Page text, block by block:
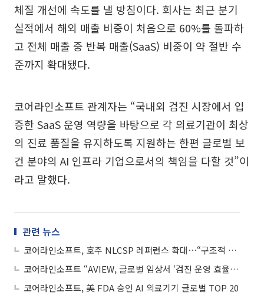
체질 개선에 속도를 낼 방침이다. 회사는 최근 분기
실적에서 해외 매출 비중이 처음으로 60%를 돌파하
고 전체 매출 중 반복 매출(SaaS) 비중이 약 절반 수
준까지 확대됐다.
코어라인소프트 관계자는 “국내외 검진 시장에서 입
증한 SaaS 운영 역량을 바탕으로 각 의료기관이 최상
의 진료 품질을 유지하도록 지원하는 한편 글로벌 보
건 분야의 AI 인프라 기업으로서의 책임을 다할 것”이
라고 말했다.
관련 뉴스
코어라인소프트, 호주 NLCSP 레퍼런스 확대⋯“구조적 성장 진입”
코어라인소프트 “AVIEW, 글로벌 임상서 ‘검진 운영 효율’ 실증”
코어라인소프트, 美 FDA 승인 AI 의료기기 글로벌 TOP 20